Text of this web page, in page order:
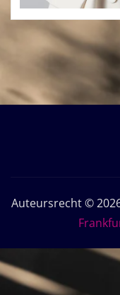
Auteursrecht ©